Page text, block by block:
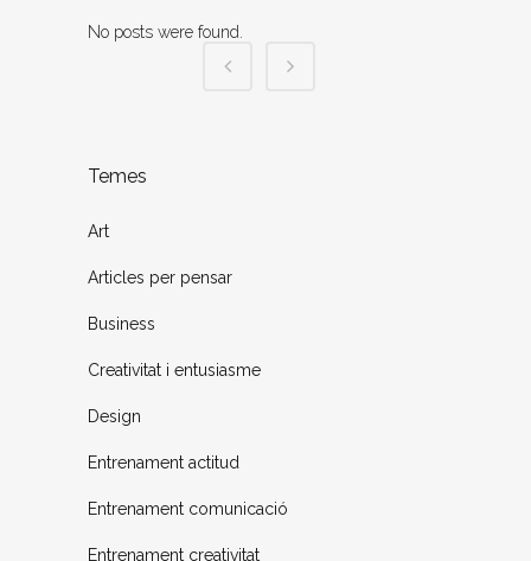
No posts were found.
Temes
Art
Articles per pensar
Business
Creativitat i entusiasme
Design
Entrenament actitud
Entrenament comunicació
Entrenament creativitat